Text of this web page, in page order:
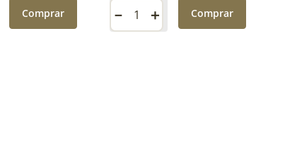
Comprar ＋
－ Comprar